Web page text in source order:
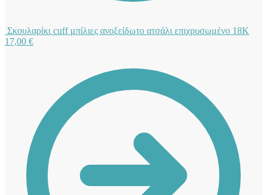
Σκουλαρίκι cuff μπίλιες ανοξείδωτο ατσάλι επιχρυσωμένο 18Κ
17,00 €